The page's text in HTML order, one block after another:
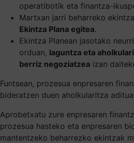
operatibotik eta finantza-
Martxan jarri beharreko
Ekintza Plana egitea.
Ekintza Planean jasotako
orduan, laguntza eta
berriz negoziatzea izan
Funtsean, prozesua enpresaren
bideratzen duen aholkularitza
Aprobetxatu zure enpresaren
prozesua hasteko eta enpresaren
mantentzeko beharrezko ekintzak